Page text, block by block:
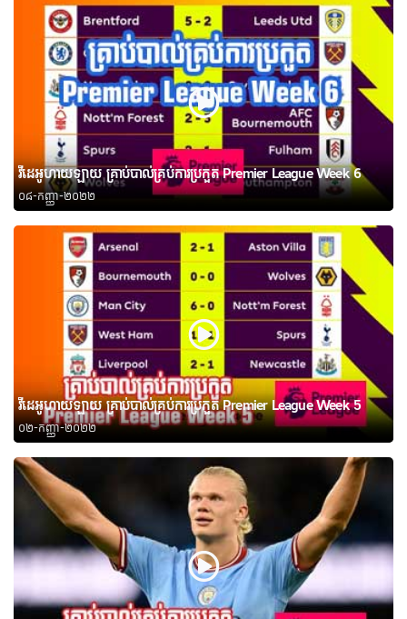
វីដេអូហាយឡាយ គ្រាប់បាល់គ្រប់ការប្រកួត Premier League Week 6
០៨-កញ្ញា-២០២២
វីដេអូហាយឡាយ គ្រាប់បាល់គ្រប់ការប្រកួត Premier League Week 5
០២-កញ្ញា-២០២២